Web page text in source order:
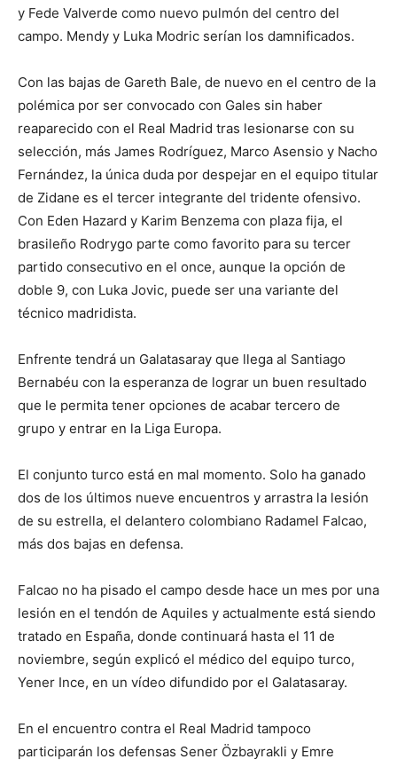
y Fede Valverde como nuevo pulmón del centro del
campo. Mendy y Luka Modric serían los damnificados.
Con las bajas de Gareth Bale, de nuevo en el centro de la
polémica por ser convocado con Gales sin haber
reaparecido con el Real Madrid tras lesionarse con su
selección, más James Rodríguez, Marco Asensio y Nacho
Fernández, la única duda por despejar en el equipo titular
de Zidane es el tercer integrante del tridente ofensivo.
Con Eden Hazard y Karim Benzema con plaza fija, el
brasileño Rodrygo parte como favorito para su tercer
partido consecutivo en el once, aunque la opción de
doble 9, con Luka Jovic, puede ser una variante del
técnico madridista.
Enfrente tendrá un Galatasaray que llega al Santiago
Bernabéu con la esperanza de lograr un buen resultado
que le permita tener opciones de acabar tercero de
grupo y entrar en la Liga Europa.
El conjunto turco está en mal momento. Solo ha ganado
dos de los últimos nueve encuentros y arrastra la lesión
de su estrella, el delantero colombiano Radamel Falcao,
más dos bajas en defensa.
Falcao no ha pisado el campo desde hace un mes por una
lesión en el tendón de Aquiles y actualmente está siendo
tratado en España, donde continuará hasta el 11 de
noviembre, según explicó el médico del equipo turco,
Yener Ince, en un vídeo difundido por el Galatasaray.
En el encuentro contra el Real Madrid tampoco
participarán los defensas Sener Özbayrakli y Emre